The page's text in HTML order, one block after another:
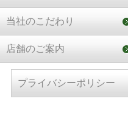
当社のこだわり
店舗のご案内
プライバシーポリシー